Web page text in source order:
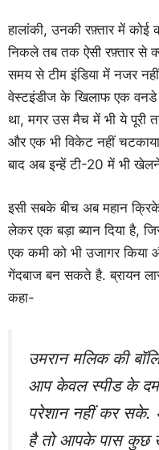
हालांकी, उनकी रफ़्तार में
निकले तब तक ऐसी रफ़्तार से
समय से टीम इंडिया में नजर
वेस्टइंडीज के खिलाफ एक वनडे
था, मगर उस मैच में भी ये पूरी
और एक भी विकेट नहीं
बाद अब इन्हें टी-20 में भी
इसी सबके बीच अब महान
लेकर एक बड़ा ब्यान दिया है,
एक कमी को भी उजागर
गेंदबाज बन सकते है. ब्रायन
कहा-
उमरान मलिक की
आप केवल स्पीड के दम
परेशान नहीं कर
है तो आपके पास कुछ